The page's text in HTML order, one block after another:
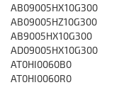
AB09005HX10G300
AB09005HZ10G300
AB9005HX10G300
AD09005HX10G300
AT0HI0060B0
AT0HI0060R0